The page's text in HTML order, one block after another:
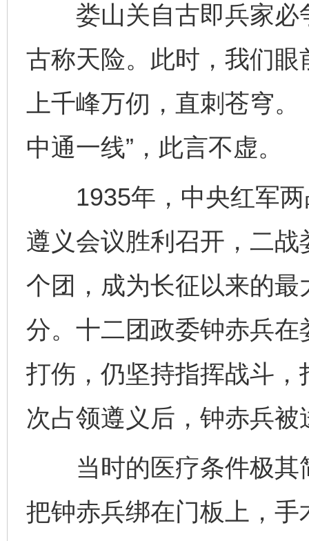
娄山关自古即兵家必
古称天险。此时，我们
上千峰万仞，直刺苍穹
中通一线”，此言不虚。
1935年，中央红军两
遵义会议胜利召开，二
个团，成为长征以来的
分。十二团政委钟赤兵
打伤，仍坚持指挥战斗
次占领遵义后，钟赤兵
当时的医疗条件极其
把钟赤兵绑在门板上，